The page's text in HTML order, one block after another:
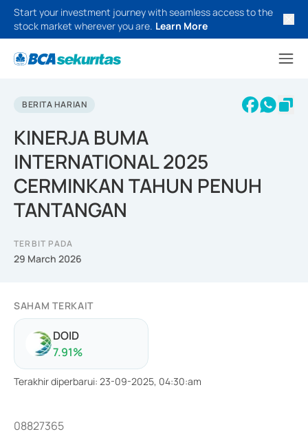
Start your investment journey with seamless access to the
stock market wherever you are. Learn More
BERITA HARIAN
KINERJA BUMA
INTERNATIONAL 2025
CERMINKAN TAHUN PENUH
TANTANGAN
TERBIT PADA
29 March 2026
SAHAM TERKAIT
DOID
7.91%
Terakhir diperbarui: 23-09-2025, 04:30:am
08827365